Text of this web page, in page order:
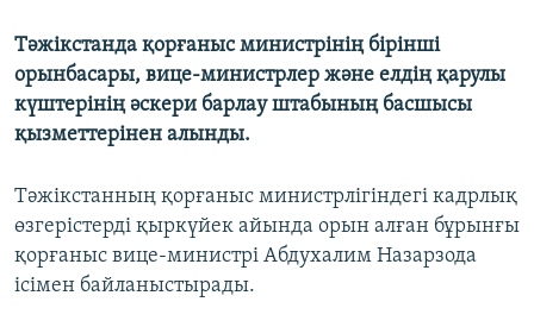
Тәжікстанда қорғаныс министрінің бірінші
орынбасары, вице-министрлер және елдің қарулы
күштерінің әскери барлау штабының басшысы
қызметтерінен алынды.
Тәжікстанның қорғаныс министрлігіндегі кадрлық
өзгерістерді қыркүйек айында орын алған бұрынғы
қорғаныс вице-министрі Абдухалим Назарзода
ісімен байланыстырады.